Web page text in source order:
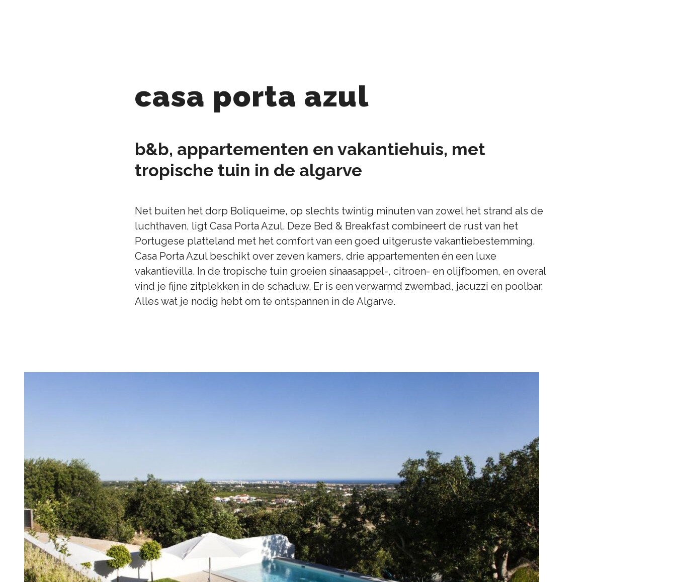
casa porta azul
b&b, appartementen en vakantiehuis, met
tropische tuin in de algarve
Net buiten het dorp Boliqueime, op slechts twintig minuten van zowel het strand als de
luchthaven, ligt Casa Porta Azul. Deze Bed & Breakfast combineert de rust van het
Portugese platteland met het comfort van een goed uitgeruste vakantiebestemming.
Casa Porta Azul beschikt over zeven kamers, drie appartementen én een luxe
vakantievilla. In de tropische tuin groeien sinaasappel-, citroen- en olijfbomen, en overal
vind je fijne zitplekken in de schaduw. Er is een verwarmd zwembad, jacuzzi en poolbar.
Alles wat je nodig hebt om te ontspannen in de Algarve.